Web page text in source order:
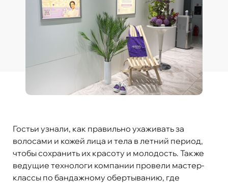
Гостьи узнали, как правильно ухаживать за
волосами и кожей лица и тела в летний период,
чтобы сохранить их красоту и молодость. Также
ведущие технологи компании провели мастер-
классы по бандажному обертыванию, где